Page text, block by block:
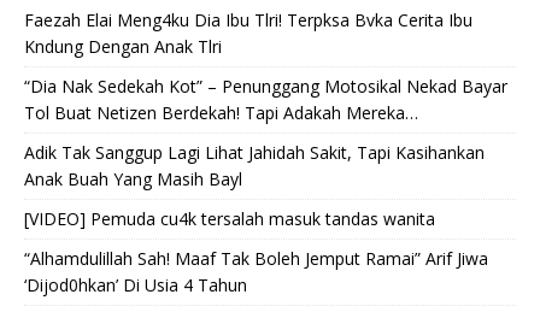
Faezah Elai Meng4ku Dia Ibu Tlri! Terpksa Bvka Cerita Ibu
Kndung Dengan Anak Tlri
“Dia Nak Sedekah Kot” – Penunggang Motosikal Nekad Bayar
Tol Buat Netizen Berdekah! Tapi Adakah Mereka…
Adik Tak Sanggup Lagi Lihat Jahidah Sakit, Tapi Kasihankan
Anak Buah Yang Masih Bayl
[VIDEO] Pemuda cu4k tersalah masuk tandas wanita
“Alhamdulillah Sah! Maaf Tak Boleh Jemput Ramai” Arif Jiwa
‘Dijod0hkan’ Di Usia 4 Tahun